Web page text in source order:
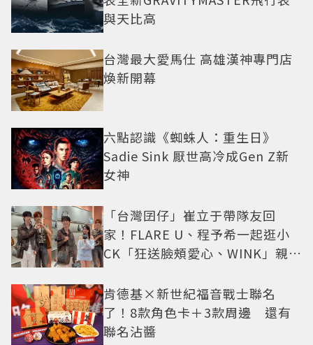
與天比高
台灣最大愛馬仕 高雄漢神專門店
煥新開幕
六點認識《蜘蛛人：重生日》
Sadie Sink 厭世高冷成Gen Z新
女神
「台灣囝仔」崔立于帶隊友回
家！FLARE U、程予希一起逛小
CK「狂送臉頰愛心、WINK」親曝
肯德基×新世紀福音戰士聯名
了！8款角色卡＋3款周邊 還有
聯名沾醬